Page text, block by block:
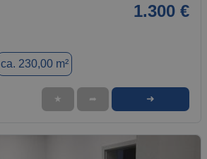
1.300 €
ca. 230,00 m²
★ ➦ ➜